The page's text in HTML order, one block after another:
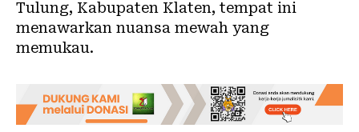
Tulung, Kabupaten Klaten, tempat ini
menawarkan nuansa mewah yang
memukau.